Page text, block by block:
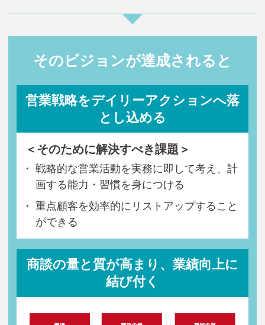
そのビジョンが達成されると
営業戦略をデイリーアクションへ落
とし込める
＜そのために解決すべき課題＞
戦略的な営業活動を実務に即して考え、計
画する能力・習慣を身につける
重点顧客を効率的にリストアップすること
ができる
商談の量と質が高まり、業績向上に
結び付く